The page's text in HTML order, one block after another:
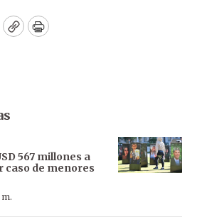
CopyPrint
567 millones a
caso de menores